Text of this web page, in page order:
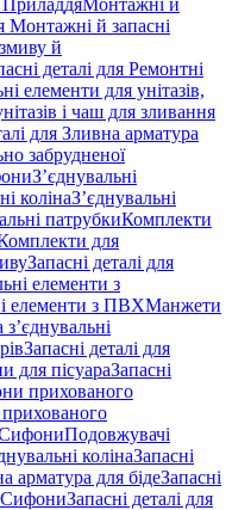
ПриладдяМонтажні й
Монтажні й запасні
й
деталі для Ремонтні
елементи для унітазів,
і чаш для зливання
для Зливна арматура
забрудненої
З’єднувальні
колінаЗ’єднувальні
патрубкиКомплекти
для
Запасні деталі для
елементи з
елементи з ПВХМанжети
з’єднувальні
Запасні деталі для
для пісуараЗапасні
прихованого
СифониПодовжувачі
колінаЗапасні
арматура для бідеЗапасні
СифониЗапасні деталі для